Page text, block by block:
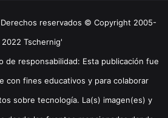
reservados © Copyright 2005-
2022 Tschernig'
de responsabilidad: Esta publicación fue
con fines educativos y para colaborar
sobre tecnología. La(s) imagen(es) y